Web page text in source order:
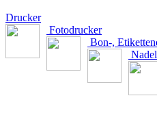
Drucker
Fotodrucker
Bon-,